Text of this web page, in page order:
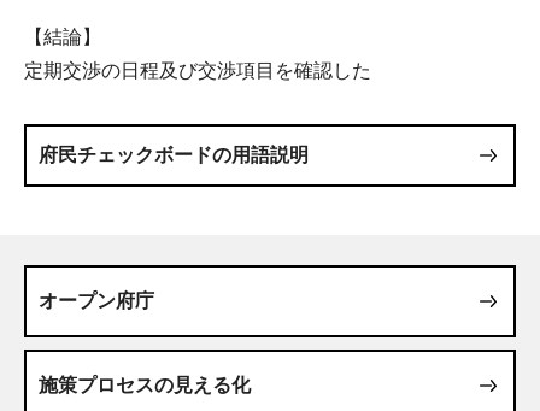
【結論】
定期交渉の日程及び交渉項目を確認した
府民チェックボードの用語説明
オープン府庁
施策プロセスの見える化